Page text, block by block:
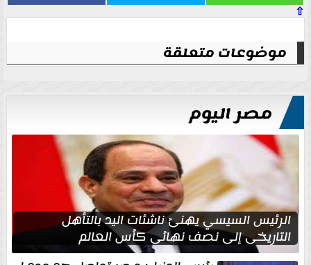
⇧
موضوعات متعلقة
مصر اليوم
الرئيس السيسي يهنئ ناشئات اليد بالتأهل
التاريخي إلى نصف نهائي كأس العالم